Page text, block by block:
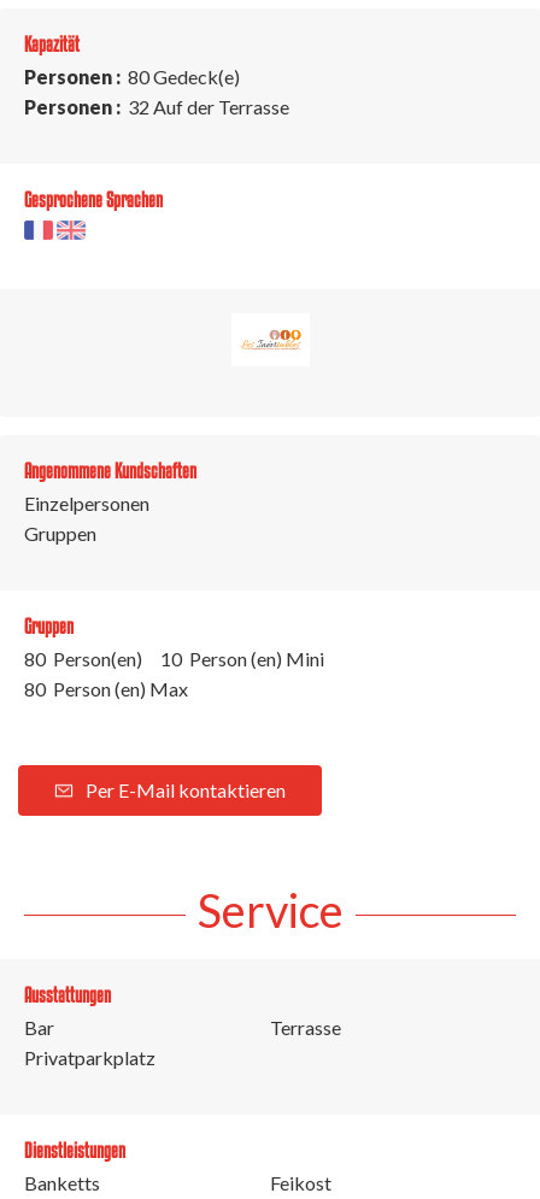
Kapazität
Personen : 80 Gedeck(e)
Personen : 32 Auf der Terrasse
Gesprochene Sprachen
Angenommene Kundschaften
Einzelpersonen
Gruppen
Gruppen
80 Person(en)
10 Person (en) Mini
80 Person (en) Max
Per E-Mail kontaktieren
Service
Ausstattungen
Bar
Privatparkplatz
Terrasse
Dienstleistungen
Banketts
Feikost